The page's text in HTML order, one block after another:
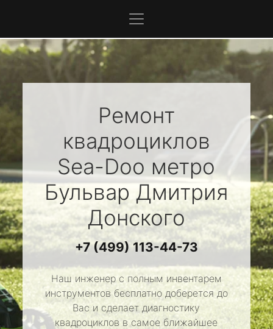
Ремонт
квадроциклов
Sea-Doo метро
Бульвар Дмитрия
Донского
+7 (499) 113-44-73
Наш инженер с полным инвентарем
инструментов бесплатно доберется до
Вас и сделает диагностику
квадроциклов в самое ближайшее